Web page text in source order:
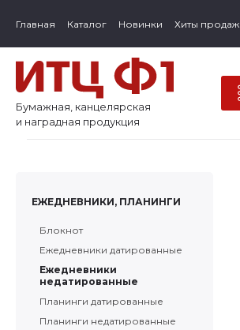
Главная Каталог Новинки Хиты продаж
Бумажная, канцелярская
и наградная продукция
ЕЖЕДНЕВНИКИ, ПЛАНИНГИ
Блокнот
Ежедневники датированные
Ежедневники
недатированные
Планинги датированные
Планинги недатированные